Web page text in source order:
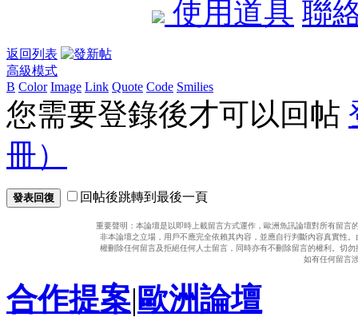
使用道具 聯
返回列表
高級模式
B Color Image Link Quote Code Smilies
您需要登錄後才可以回帖
冊）
發表回復 回帖後跳轉到最後一頁
重要聲明：本論壇是以即時上載留言方式運作，歐洲魚訊論壇對所有留
非本論壇之立場，用戶不應完全依賴其內容，並應自行判斷內容真實性
權刪除任何留言及拒絕任何人士留言，同時亦有不刪除留言的權利。切
如有任何留言
合作提案|歐洲論壇